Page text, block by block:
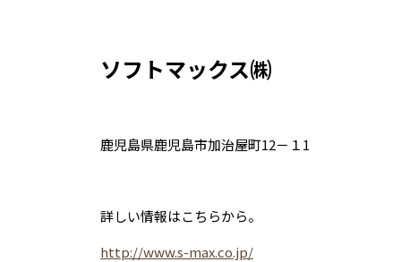
ソフトマックス㈱
鹿児島県鹿児島市加治屋町12－１1
詳しい情報はこちらから。
http://www.s-max.co.jp/